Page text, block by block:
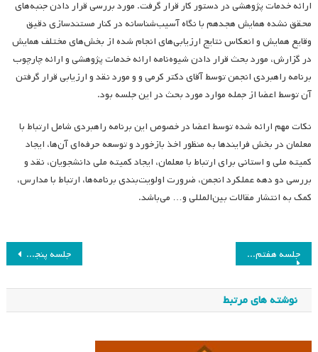
ارائه خدمات پژوهشی در دستور کار قرار گرفت. مورد بررسی قرار دادن جنبه‌های
محقق نشده همایش هجدهم با نگاه آسیب‌شناسانه در کنار مستندسازی دقیق
وقایع همایش و انعکاس نتایج ارزیابی‌های انجام شده از بخش‌های مختلف همایش
در گزارش، مورد بحث قرار دادن شیوه‌نامه ارائه خدمات پژوهشی و ارائه چارچوب
برنامه راهبردی انجمن توسط آقای دکتر کرمی و و مورد نقد و ارزیابی قرار گرفتن
آن توسط اعضا از جمله موارد مورد بحث در این جلسه بود.
نکات مهم ارائه شده توسط اعضا در خصوص این برنامه راهبردی شامل ارتباط با
معلمان در بخش فرایندها به منظور اخذ بازخورد و توسعه حرفه‌ای آن‌ها، ایجاد
کمیته ملی و استانی برای ارتباط با معلمان، ایجاد کمیته ملی دانشجویان، نقد و
بررسی دو دهه عملکرد انجمن، ضرورت اولویت‌بندی برنامه‌ها، ارتباط با مدارس،
کمک به انتشار مقالات بین‌المللی و… می‌باشد.
راهبری
نوشته
جلسه پنجم هیئت مدیره انجمن مطالعات برنامه درسی ایران جلسه هفتم هیئت مدیره انجمن مطالعات برنامه درسی ایران
نوشته های مرتبط